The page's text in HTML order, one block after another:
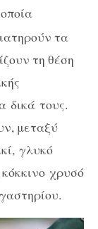
τα
τη θέση
δικά τους.
μεταξύ
γλυκό
χρυσό